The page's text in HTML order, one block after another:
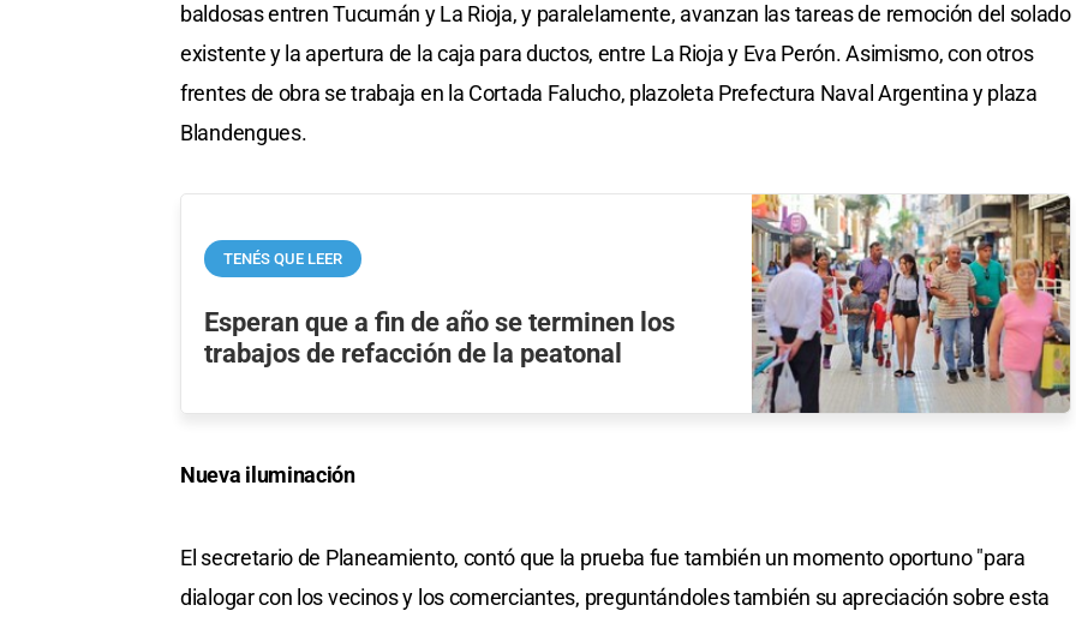
baldosas entren Tucumán y La Rioja, y paralelamente, avanzan las tareas de remoción del solado
existente y la apertura de la caja para ductos, entre La Rioja y Eva Perón. Asimismo, con otros
frentes de obra se trabaja en la Cortada Falucho, plazoleta Prefectura Naval Argentina y plaza
Blandengues.
TENÉS QUE LEER
Esperan que a fin de año se terminen los
trabajos de refacción de la peatonal
Nueva iluminación
El secretario de Planeamiento, contó que la prueba fue también un momento oportuno "para
dialogar con los vecinos y los comerciantes, preguntándoles también su apreciación sobre esta